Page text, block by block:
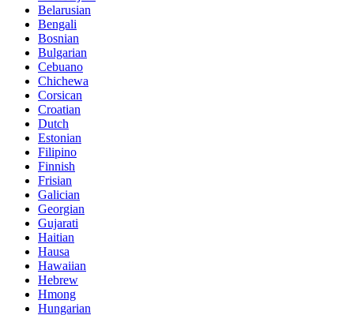
Belarusian
Bengali
Bosnian
Bulgarian
Cebuano
Chichewa
Corsican
Croatian
Dutch
Estonian
Filipino
Finnish
Frisian
Galician
Georgian
Gujarati
Haitian
Hausa
Hawaiian
Hebrew
Hmong
Hungarian